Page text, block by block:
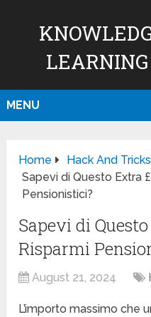
MENU
Home
Hack And Tricks
Sapevi di Questo Extra
Pensionistici?
Sapevi di
Risparmi
August 21, 2024
L’importo massimo che